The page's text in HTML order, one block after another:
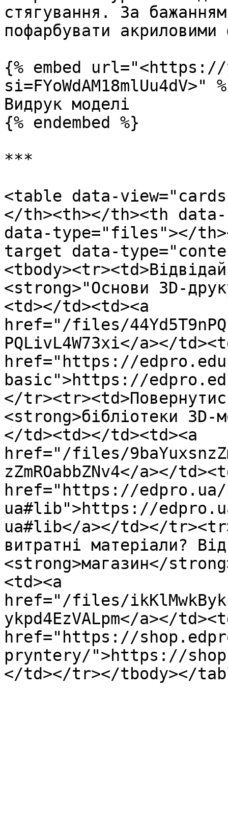
стягування. За
пофарбувати
{% embed url="<https://
si=FYoWdAM18mlUu4dV>"
Видрук моделі
{% endembed %}
***
<table data-
</th><th></th><th
data-type="files"></
target data-
<strong>"Основи 3D-
<td></td><td><a
href="/files/
PQLivL4W73xi</a></
href="https://
basic">https://
</
<strong>бібліотеки
</td><td></td><td><a
href="/files/
zZmROabbZNv4</a></
href="https://
ua#lib">https://
ua#lib</a></td></
витратні матеріали?
<strong>магазин</
<td><a
href="/files/
ykpd4EzVALpm</a></
href="https://
pryntery/">https://